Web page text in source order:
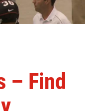
– Find